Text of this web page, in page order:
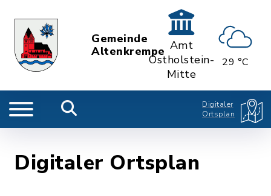
Gemeinde
Altenkrempe Amt
Ostholstein-
Mitte
29 °C
Digitaler
Ortsplan
Digitaler Ortsplan